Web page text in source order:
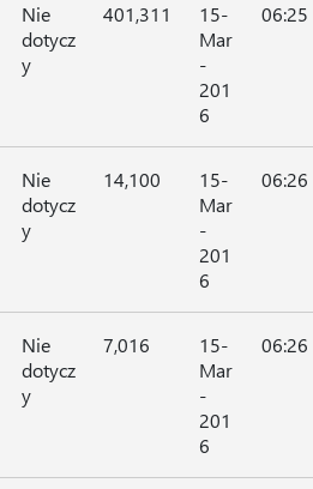
Nie
dotycz
y
401,311
15-
Mar
-
201
6
06:25
Nie
dotycz
y
14,100
15-
Mar
-
201
6
06:26
Nie
dotycz
y
7,016
15-
Mar
-
201
6
06:26